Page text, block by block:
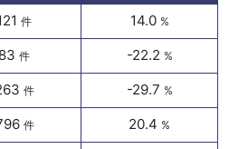
件 14.0 %
件 -22.2 %
件 -29.7 %
件 20.4 %